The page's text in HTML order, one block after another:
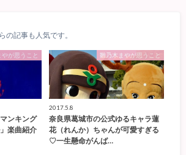
の記事も人気です。
が思うこと
ンキング
楽曲紹介
雛乃木まやが思うこと
2017.5.8
奈良県葛城市の公式ゆるキャラ蓮
花（れんか）ちゃんが可愛すぎる
♡一生懸命がんば…